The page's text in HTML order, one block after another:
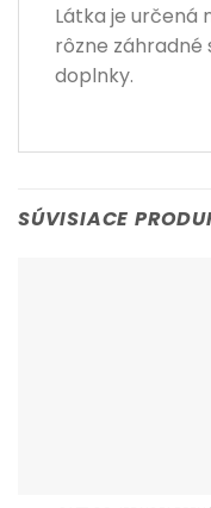
Látka je určená
rôzne záhradné
doplnky.
SÚVISIACE